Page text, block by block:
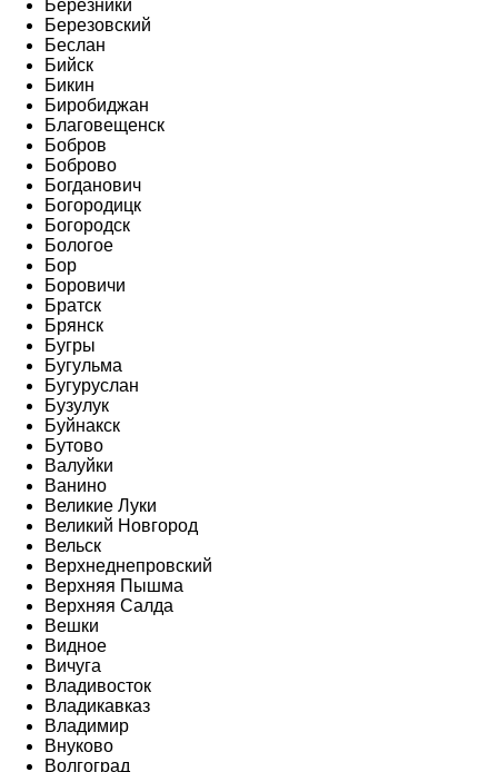
Березники
Березовский
Беслан
Бийск
Бикин
Биробиджан
Благовещенск
Бобров
Боброво
Богданович
Богородицк
Богородск
Бологое
Бор
Боровичи
Братск
Брянск
Бугры
Бугульма
Бугуруслан
Бузулук
Буйнакск
Бутово
Валуйки
Ванино
Великие Луки
Великий Новгород
Вельск
Верхнеднепровский
Верхняя Пышма
Верхняя Салда
Вешки
Видное
Вичуга
Владивосток
Владикавказ
Владимир
Внуково
Волгоград